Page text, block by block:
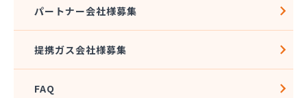
株式会社ニッツー
株式会社フィールドアップ
株式会社みとま商会
パートナー会社様募集
提携ガス会社様募集
FAQ